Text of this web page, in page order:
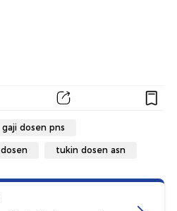
gaji dosen pns
tukin dosen asn